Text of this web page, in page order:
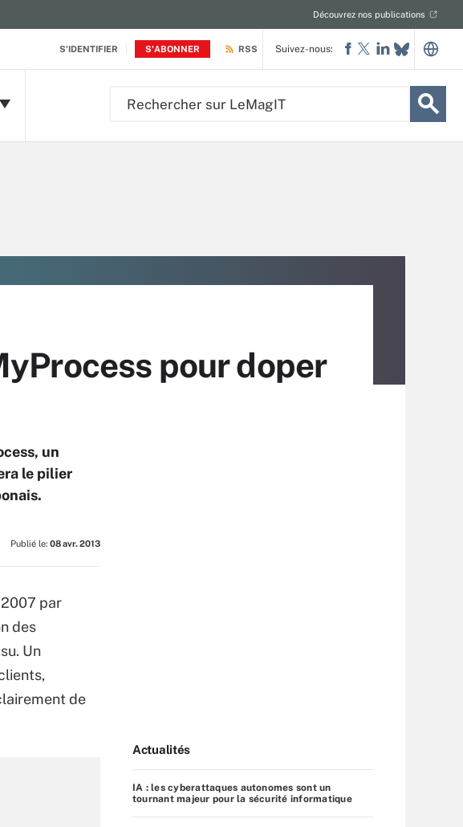
S'IDENTIFIER S'ABONNER
Découvrez nos publications
RSS Suivez-nous:
pour doper
un
le pilier
Publié le: 08 avr. 2013
par
des
Un
de
Actualités
IA : les cyberattaques autonomes sont un
tournant majeur pour la sécurité informatique